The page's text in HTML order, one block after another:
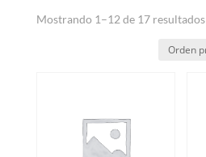
Mostrando 1–12 de 17 resultados